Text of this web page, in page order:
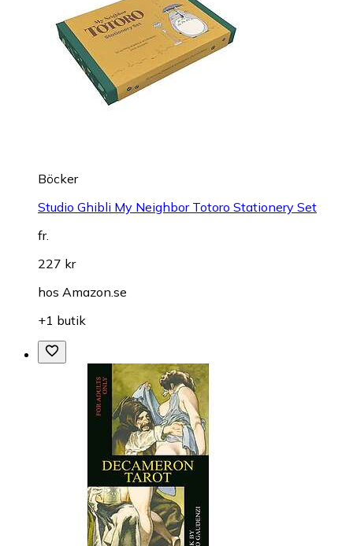
Böcker
Studio Ghibli My Neighbor Totoro Stationery Set
fr.
227 kr
hos Amazon.se
+1 butik